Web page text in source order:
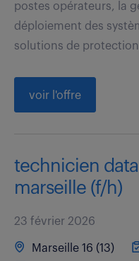
postes opérateurs, la
déploiement des
solutions de
voir l'offre
technicien
marseille (f/h)
23 février 2026
Marseille 16 (13)